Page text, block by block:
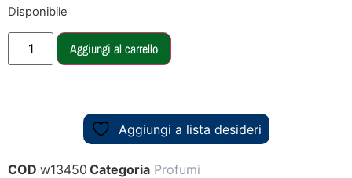
Disponibile
Aggiungi al carrello
Aggiungi a lista desideri
COD w13450 Categoria Profumi